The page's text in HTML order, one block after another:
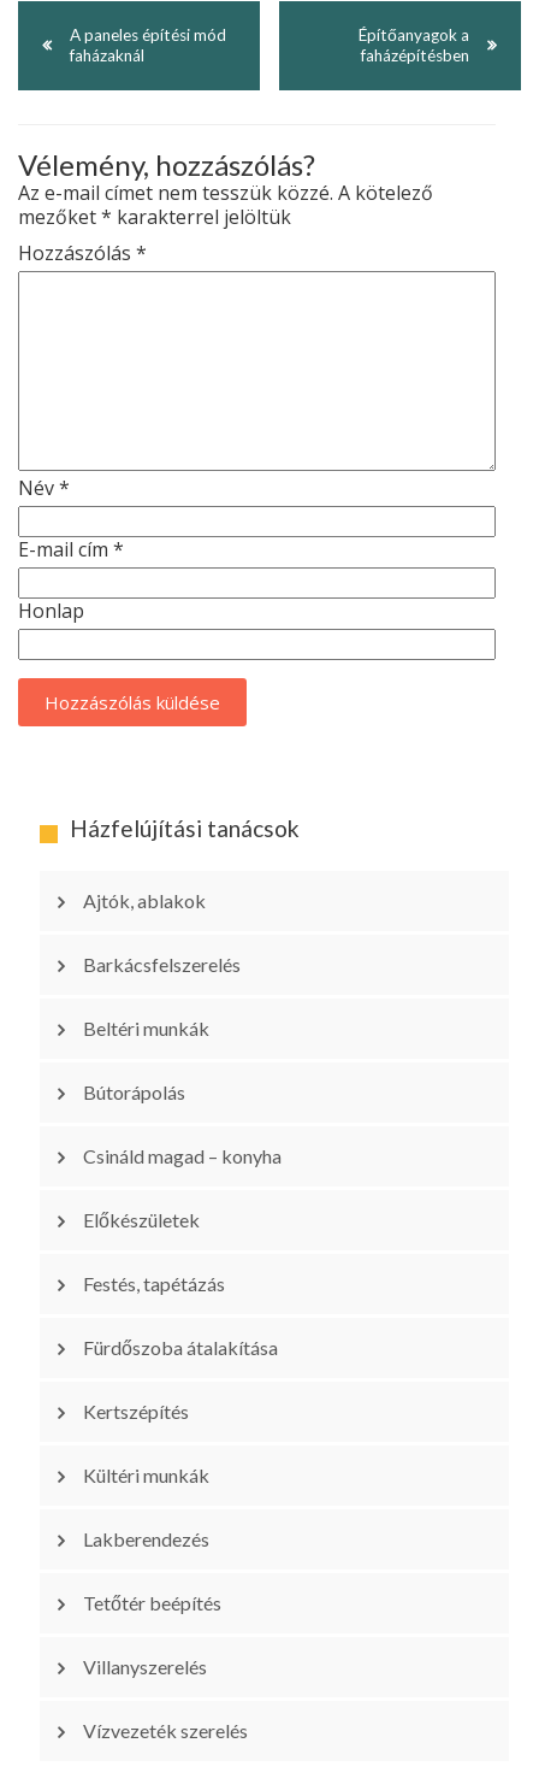
A paneles építési mód
faházaknál
Építőanyagok a
faházépítésben
Vélemény, hozzászólás?
Az e-mail címet nem tesszük közzé. A kötelező
mezőket* karakterrel jelöltük
Hozzászólás *
Név*
E-mail cím *
Honlap
Házfelújítási tanácsok
Ajtók, ablakok
Barkácsfelszerelés
Beltéri munkák
Bútorápolás
Csináld magad – konyha
Előkészületek
Festés, tapétázás
Fürdőszoba átalakítása
Kertszépítés
Kültéri munkák
Lakberendezés
Tetőtér beépítés
Villanyszerelés
Vízvezeték szerelés